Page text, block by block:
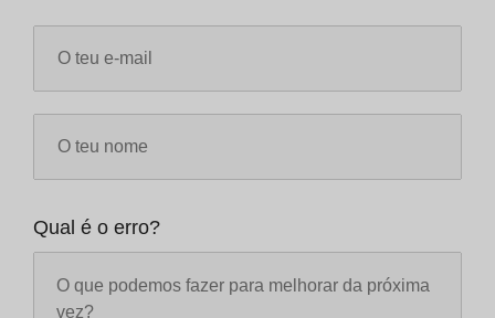
Qual é o erro?